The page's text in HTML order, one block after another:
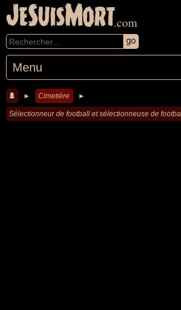
JeSuisMort.com
Menu
► Cimetière ►
Sélectionneur de football et sélectionneuse de